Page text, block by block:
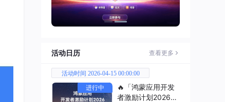
活动日历 查看更多
活动时间 2026-04-15 00:00:00
进行中
🔥「鸿蒙应用开发
者激励计划2026」